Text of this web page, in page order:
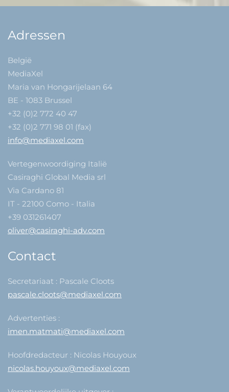
Adressen
België
MediaXel
Maria van Hongarijelaan 64
BE - 1083 Brussel
+32 (0)2 772 40 47
+32 (0)2 771 98 01 (fax)
info@mediaxel.com
Vertegenwoordiging Italië
Casiraghi Global Media srl
Via Cardano 81
IT - 22100 Como - Italia
+39 031261407
oliver@casiraghi-adv.com
Contact
Secretariaat : Pascale Cloots
pascale.cloots@mediaxel.com
Advertenties :
imen.matmati@mediaxel.com
Hoofdredacteur : Nicolas Houyoux
nicolas.houyoux@mediaxel.com